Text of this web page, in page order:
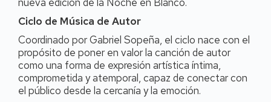
Ciclo de Música de Autor
Coordinado por Gabriel Sopeña, el ciclo nace con el
propósito de poner en valor la canción de autor
como una forma de expresión artística íntima,
comprometida y atemporal, capaz de conectar con
el público desde la cercanía y la emoción.